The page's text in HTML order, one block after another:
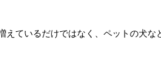
えているだけではなく、ペットの犬な